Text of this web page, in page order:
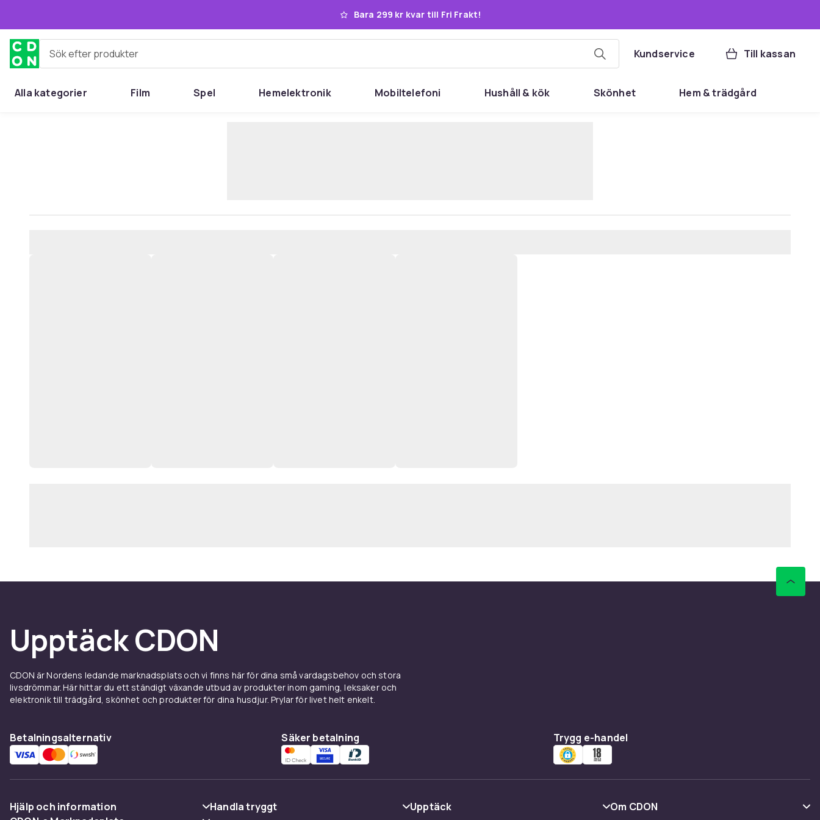
Bara 299 kr kvar till Fri Frakt!
Sök efter produkter Kundservice Till kassan
Alla kategorier Film Spel Hemelektronik Mobiltelefoni Hushåll & kök Skönhet Hem & trädgård
Upptäck CDON
CDON är Nordens ledande marknadsplats och vi finns här för dina små vardagsbehov och stora
livsdrömmar. Här hittar du ett ständigt växande utbud av produkter inom gaming, leksaker och
elektronik till trädgård, skönhet och produkter för dina husdjur. Prylar för livet helt enkelt.
Betalningsalternativ Säker betalning Trygg e-handel
Hjälp och information
Handla tryggt
Upptäck
Om CDON